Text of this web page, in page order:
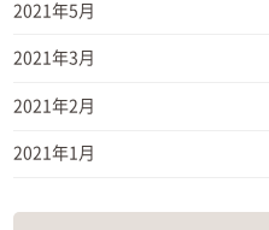
2021年5月
2021年3月
2021年2月
2021年1月